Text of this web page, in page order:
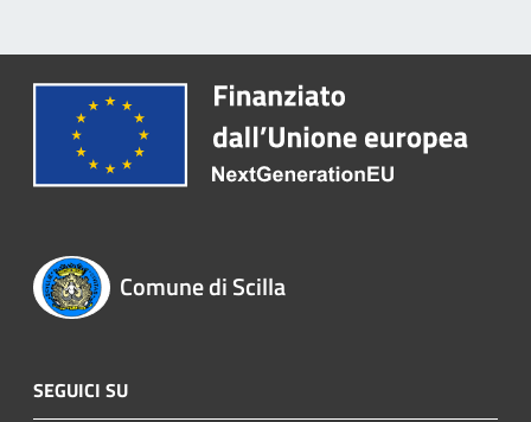
Comune di Scilla
SEGUICI SU